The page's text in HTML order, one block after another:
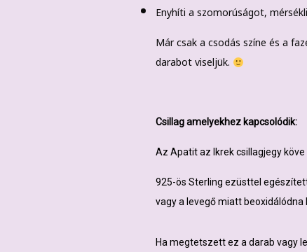
Enyhíti a szomorúságot,
Már csak a csodás színe és a
darabot viseljük.
Csillagamelyekhez kapcsolódik:
Az Apatit az Ikrek csillagjegy köve
925-ös Sterling ezüsttel
vagy a levegő miatt
Ha megtetszett ez a darab vagy